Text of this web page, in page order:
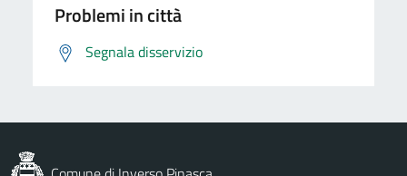
Problemi in città
Segnala disservizio